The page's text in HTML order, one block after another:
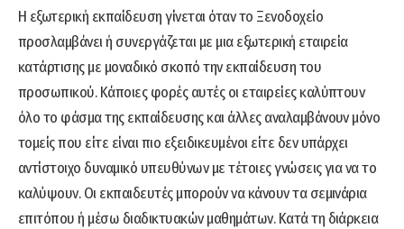
Η εξωτερική εκπαίδευση γίνεται όταν το Ξενοδοχείο
προσλαμβάνει ή συνεργάζεται με μια εξωτερική εταιρεία
κατάρτισης με μοναδικό σκοπό την εκπαίδευση του
προσωπικού. Κάποιες φορές αυτές οι εταιρείες καλύπτουν
όλο το φάσμα της εκπαίδευσης και άλλες αναλαμβάνουν μόνο
τομείς που είτε είναι πιο εξειδικευμένοι είτε δεν υπάρχει
αντίστοιχο δυναμικό υπευθύνων με τέτοιες γνώσεις για να το
καλύψουν. Οι εκπαιδευτές μπορούν να κάνουν τα σεμινάρια
επιτόπου ή μέσω διαδικτυακών μαθημάτων. Κατά τη διάρκεια